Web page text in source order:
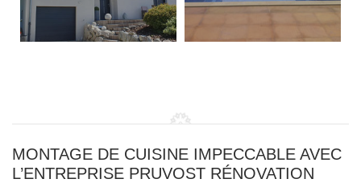
MONTAGE DE CUISINE IMPECCABLE AVEC
L’ENTREPRISE PRUVOST RÉNOVATION